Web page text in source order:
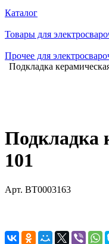
Каталог
Товары для
Прочее для
Подкладка
Подкладка
101
Арт. BT0003163